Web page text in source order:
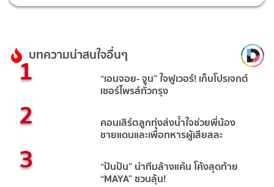
บทความน่าสนใจอื่นๆ
1 “เอนจอย- จูน” ใจฟูเวอร์! เก็บโปรเจกต์
เซอร์ไพรส์ทั่วกรุง
2 คอนเสิร์ตลูกทุ่งส่งน้ำใจช่วยพี่น้อง
ชายแดนและเพื่อทหารผู้เสียสละ
3 “ปันปัน” นำทีมล้างแค้น โค้งสุดท้าย
“MAYA” ชวนลุ้น!